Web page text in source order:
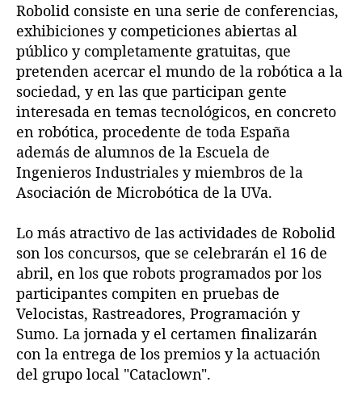
Robolid consiste en una serie de conferencias,
exhibiciones y competiciones abiertas al
público y completamente gratuitas, que
pretenden acercar el mundo de la robótica a la
sociedad, y en las que participan gente
interesada en temas tecnológicos, en concreto
en robótica, procedente de toda España
además de alumnos de la Escuela de
Ingenieros Industriales y miembros de la
Asociación de Microbótica de la UVa.
Lo más atractivo de las actividades de Robolid
son los concursos, que se celebrarán el 16 de
abril, en los que robots programados por los
participantes compiten en pruebas de
Velocistas, Rastreadores, Programación y
Sumo. La jornada y el certamen finalizarán
con la entrega de los premios y la actuación
del grupo local "Cataclown".